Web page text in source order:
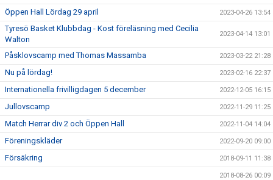
Öppen Hall Lördag 29 april 2023-04-26 13:54
Tyresö Basket Klubbdag - Kost föreläsning med Cecilia
Walton
2023-04-14 13:01
Påsklovscamp med Thomas Massamba 2023-03-22 21:28
Nu på lördag! 2023-02-16 22:37
Internationella frivilligdagen 5 december 2022-12-05 16:15
Jullovscamp 2022-11-29 11:25
Match Herrar div 2 och Öppen Hall 2022-11-04 14:04
Föreningskläder 2022-09-20 09:00
Försäkring 2018-09-11 11:38
2018-08-26 00:09